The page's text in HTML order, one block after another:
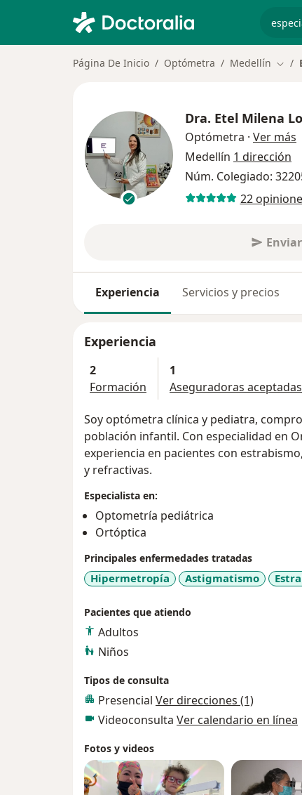
Página De Inicio Optómetra Medellín
Dra. Etel Milena
Optómetra · Ver más
Medellín 1 dirección
Núm. Colegiado:
22
Experiencia Servicios y precios
Experiencia
2
Formación
1
Aseguradoras aceptadas
Soy optómetra clínica y pediatra,
población infantil. Con especialidad en
experiencia en pacientes con
y refractivas.
Especialista en:
Optometría pediátrica
Ortóptica
Principales enfermedades tratadas
Hipermetropía Astigmatismo
Pacientes que atiendo
Adultos
Niños
Tipos de consulta
Presencial Ver direcciones (1)
Videoconsulta Ver calendario en línea
Fotos y videos